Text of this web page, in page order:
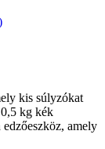
kis súlyzókat
kg kék
amely